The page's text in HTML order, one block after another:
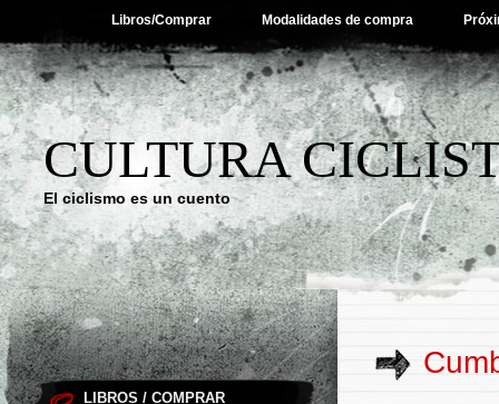
Libros/Comprar Modalidades de compra
CULTURA
El ciclismo es un cuento
LIBROS / COMPRAR